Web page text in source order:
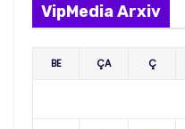
VipMedia Arxiv
BE ÇA Ç